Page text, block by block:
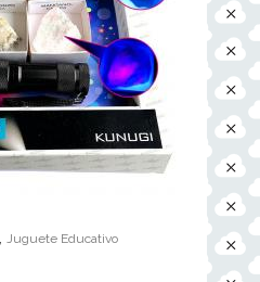
Juguete Educativo